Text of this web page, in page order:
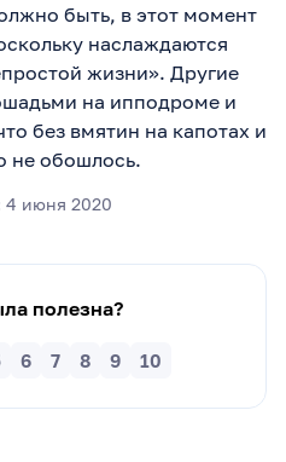
быть, в этот момент
наслаждаются
жизни». Другие
на ипподроме и
без вмятин на капотах и
не обошлось.
4 июня 2020
полезна?
10
9
8
7
6